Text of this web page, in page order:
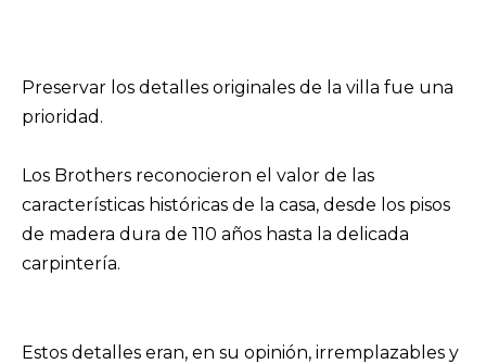
Preservar los detalles originales de la villa fue una
prioridad.
Los Brothers reconocieron el valor de las
características históricas de la casa, desde los pisos
de madera dura de 110 años hasta la delicada
carpintería.
Estos detalles eran, en su opinión, irremplazables y